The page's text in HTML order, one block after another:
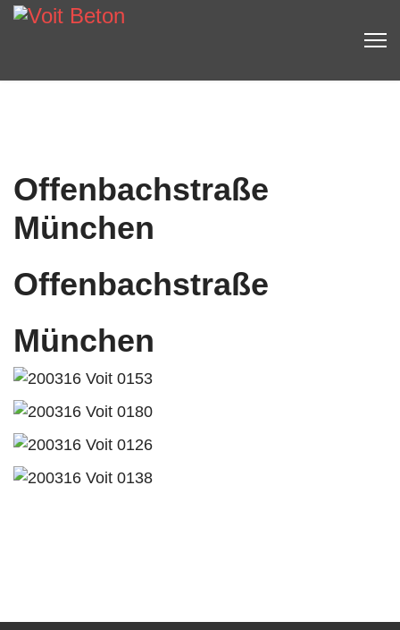
Offenbachstraße
München
Offenbachstraße
München